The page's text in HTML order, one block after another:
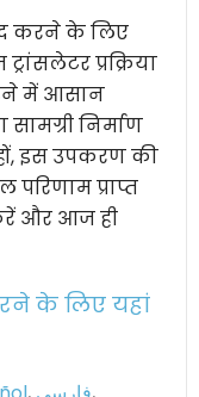
करने के लिए
प्रक्रिया
में आसान
सामग्री निर्माण
इस उपकरण की
प्राप्त
और आज ही
के लिए यहां